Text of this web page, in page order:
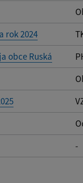
rok 2024
obce Ruská
-